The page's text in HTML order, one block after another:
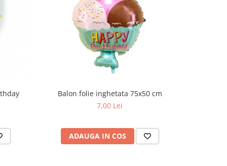
Balon folie inghetata 75x50 cm
7,00 Lei
ADAUGA IN COS